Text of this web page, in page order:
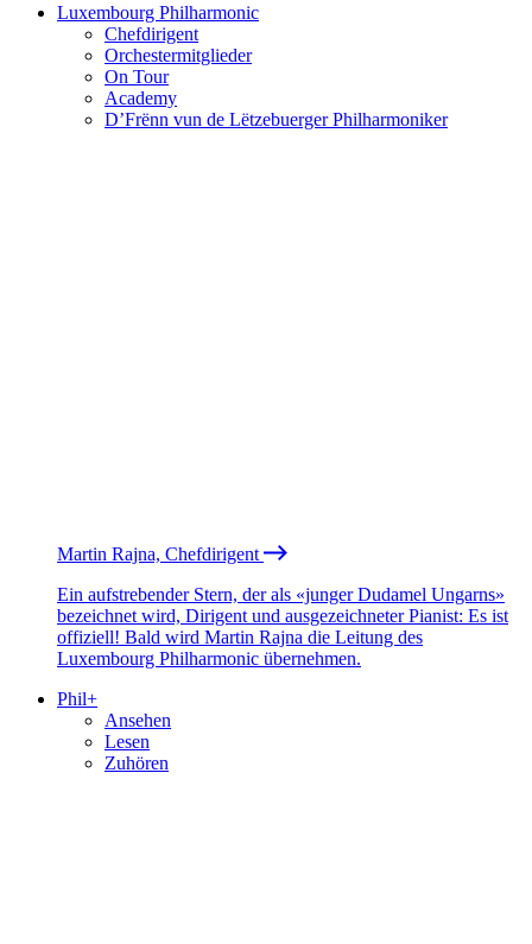
Luxembourg Philharmonic
Chefdirigent
Orchestermitglieder
On Tour
Academy
D’Frënn vun de Lëtzebuerger Philharmoniker
Martin Rajna, Chefdirigent
Ein aufstrebender Stern, der als «junger Dudamel Ungarns»
bezeichnet wird, Dirigent und ausgezeichneter Pianist: Es ist
offiziell! Bald wird Martin Rajna die Leitung des
Luxembourg Philharmonic übernehmen.
Phil+
Ansehen
Lesen
Zuhören